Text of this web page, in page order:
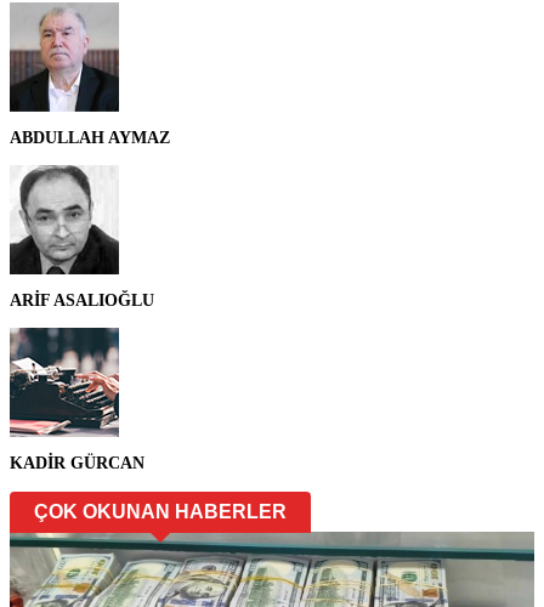
ABDULLAH AYMAZ
ARİF ASALIOĞLU
KADİR GÜRCAN
ÇOK OKUNAN HABERLER